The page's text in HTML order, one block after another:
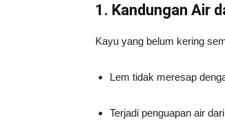
1. Kandungan Air
Kayu yang belum kering
Lem tidak meresap
Terjadi penguapan air